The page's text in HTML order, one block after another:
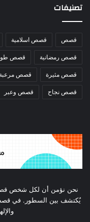
تصنيفات
قصص قصص اسلامية
قصص رمضانية قصص
قصص مثيرة قصص مرعبة
قصص نجاح قصص وعبر
نحن نؤمن أن لكل شخص
يُكتشف بين السطور. في